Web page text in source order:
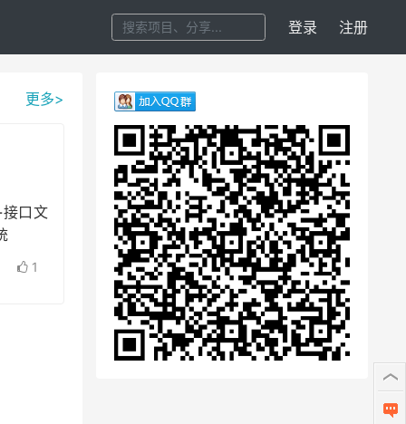
登录 注册
更多>
口文
1